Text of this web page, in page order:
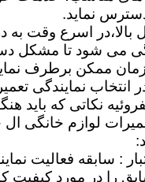
نماید.
اسرع وقت به
می شود تا مشکل
زمان ممکن برطرف
انتخاب نمایندگی
نکاتی که باید
لوازم خانگی
: سابقه فعالیت
را در مورد کیفیت